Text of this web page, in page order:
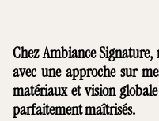
Chez Ambiance
avec une approche sur
matériaux et vision
parfaitement maîtrisés.